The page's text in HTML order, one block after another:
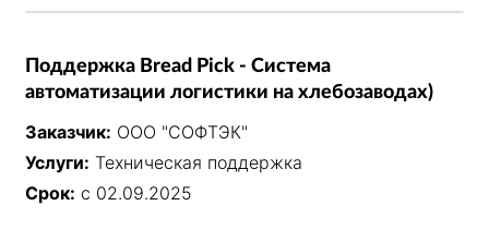
Поддержка Bread Pick - Система
автоматизации логистики на хлебозаводах)
Заказчик: ООО "СОФТЭК"
Услуги: Техническая поддержка
Срок: с 02.09.2025